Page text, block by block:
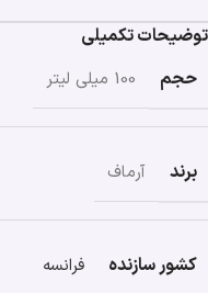
توضیحات تکمیلی
حجم
100 میلی لیتر
برند آرماف
کشور سازنده فرانسه